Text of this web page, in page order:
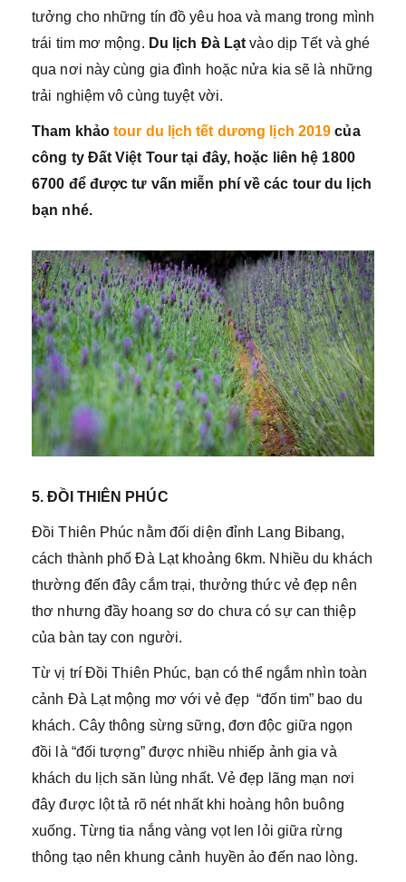
tưởng cho những tín đồ yêu hoa và mang trong mình
trái tim mơ mộng. Du lịch Đà Lạt vào dịp Tết và ghé
qua nơi này cùng gia đình hoặc nửa kia sẽ là những
trải nghiệm vô cùng tuyệt vời.
Tham khảo tour du lịch tết dương lịch 2019 của
công ty Đất Việt Tour tại đây, hoặc liên hệ 1800
6700 để được tư vấn miễn phí về các tour du lịch
bạn nhé.
5. ĐỒI THIÊN PHÚC
Đồi Thiên Phúc nằm đối diện đỉnh Lang Bibang,
cách thành phố Đà Lạt khoảng 6km. Nhiều du khách
thường đến đây cắm trại, thưởng thức vẻ đẹp nên
thơ nhưng đầy hoang sơ do chưa có sự can thiệp
của bàn tay con người.
Từ vị trí Đồi Thiên Phúc, bạn có thể ngắm nhìn toàn
cảnh Đà Lạt mộng mơ với vẻ đẹp “đốn tim” bao du
khách. Cây thông sừng sững, đơn độc giữa ngọn
đồi là “đối tượng” được nhiều nhiếp ảnh gia và
khách du lịch săn lùng nhất. Vẻ đẹp lãng mạn nơi
đây được lột tả rõ nét nhất khi hoàng hôn buông
xuống. Từng tia nắng vàng vọt len lỏi giữa rừng
thông tạo nên khung cảnh huyền ảo đến nao lòng.